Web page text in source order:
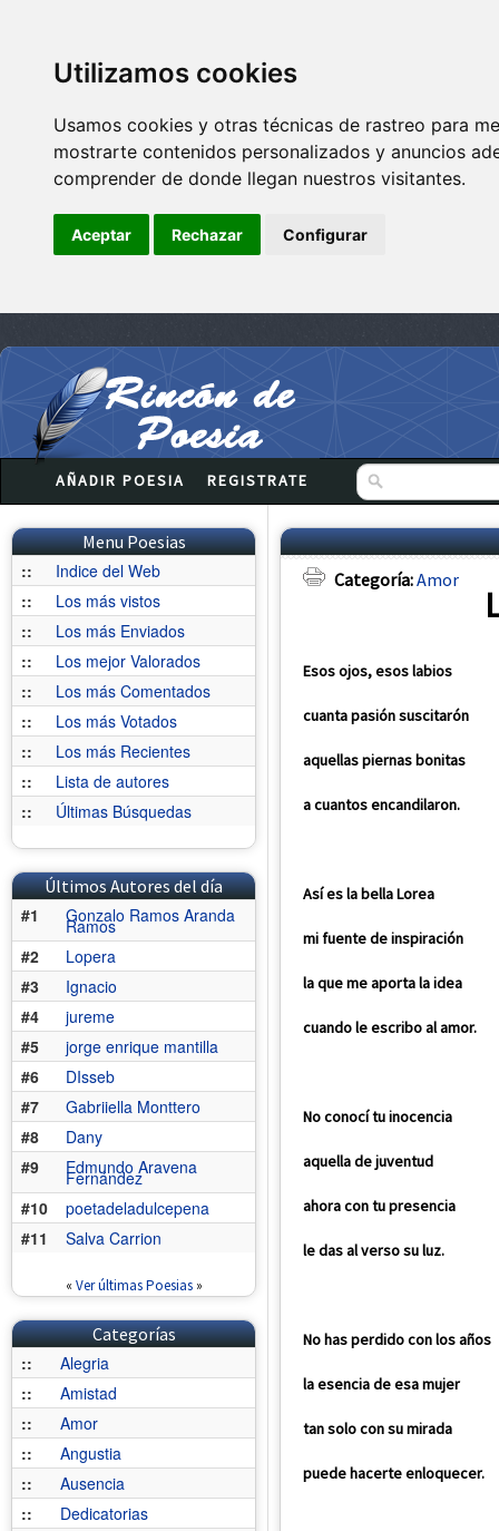
Utilizamos cookies
Usamos cookies y otras técnicas de rastreo para
mostrarte contenidos personalizados y anuncios
comprender de donde llegan nuestros visitantes.
Aceptar Rechazar Configurar
AÑADIR POESIA REGISTRATE
Menu Poesias
::
Indice del Web
::
Los más vistos
::
Los más Enviados
::
Los mejor Valorados
::
Los más Comentados
::
Los más Votados
::
Los más Recientes
::
Lista de autores
::
Últimas Búsquedas
Últimos Autores del día
#1
Gonzalo Ramos Aranda
Ramos
#2
Lopera
#3
Ignacio
#4
jureme
#5
jorge enrique mantilla
#6
DIsseb
#7
Gabriiella Monttero
#8
Dany
#9
Edmundo Aravena
Fernández
#10
poetadeladulcepena
#11
Salva Carrion
« Ver últimas Poesias»
Categorías
::
Alegria
::
Amistad
::
Amor
::
Angustia
::
Ausencia
::
Dedicatorias
Categoría:Amor
Esos ojos, esos labios
cuanta pasión suscitarón
aquellas piernas bonitas
a cuantos encandilaron.
Así es la bella Lorea
mi fuente de inspiración
la que me aporta la idea
cuando le escribo al amor.
No conocí tu inocencia
aquella de juventud
ahora con tu presencia
le das al verso su luz.
No has perdido con los años
la esencia de esa mujer
tan solo con su mirada
puede hacerte enloquecer.